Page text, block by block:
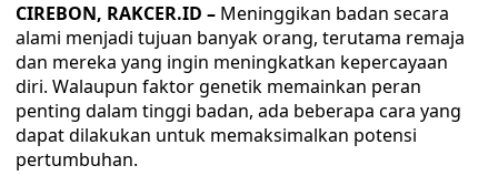
CIREBON, RAKCER.ID – Meninggikan badan secara
alami menjadi tujuan banyak orang, terutama remaja
dan mereka yang ingin meningkatkan kepercayaan
diri. Walaupun faktor genetik memainkan peran
penting dalam tinggi badan, ada beberapa cara yang
dapat dilakukan untuk memaksimalkan potensi
pertumbuhan.